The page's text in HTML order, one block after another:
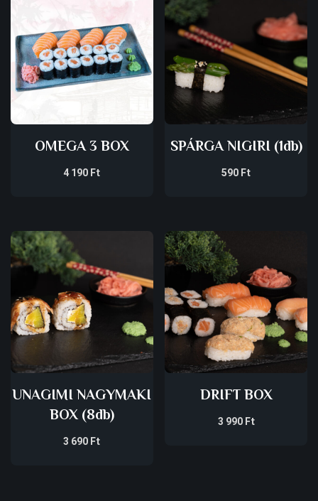
OMEGA 3 BOX
4 190Ft
SPÁRGA NIGIRI (1db)
590Ft
UNAGIMI NAGYMAKI
BOX (8db)
3 690Ft
DRIFT BOX
3 990Ft